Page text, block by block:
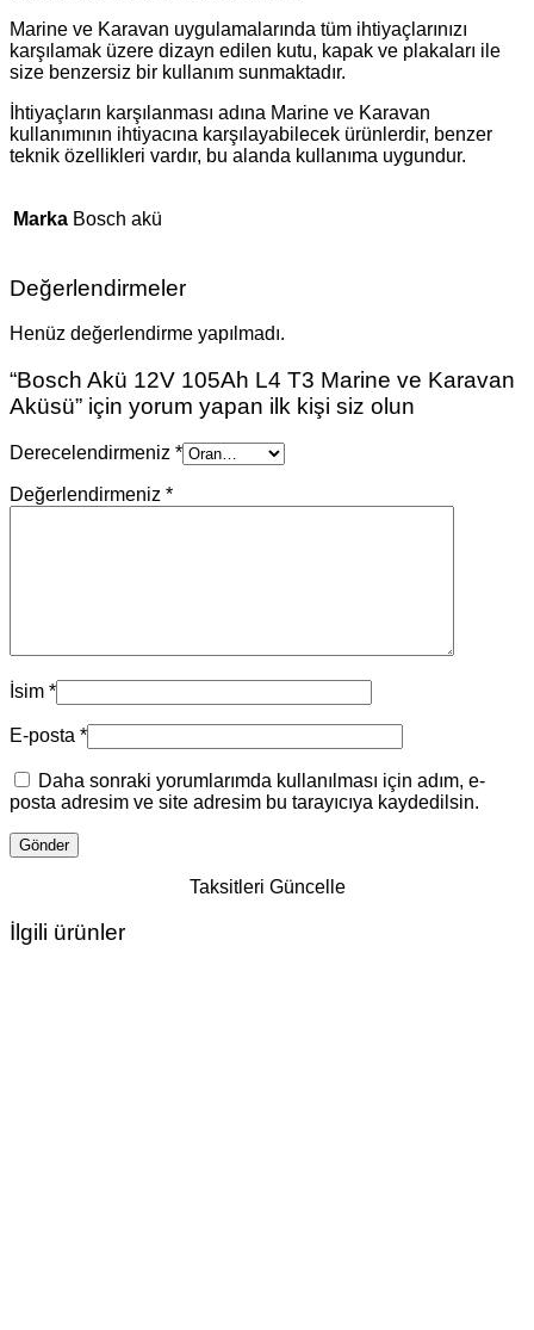
Marine ve Karavan uygulamalarında tüm ihtiyaçlarınızı
karşılamak üzere dizayn edilen kutu, kapak ve plakaları ile
size benzersiz bir kullanım sunmaktadır.
İhtiyaçların karşılanması adına Marine ve Karavan
kullanımının ihtiyacına karşılayabilecek ürünlerdir, benzer
teknik özellikleri vardır, bu alanda kullanıma uygundur.
Marka Bosch akü
Değerlendirmeler
Henüz değerlendirme yapılmadı.
“Bosch Akü 12V 105Ah L4 T3 Marine ve Karavan
Aküsü” için yorum yapan ilk kişi siz olun
Derecelendirmeniz *
Değerlendirmeniz *
İsim *
E-posta *
Daha sonraki yorumlarımda kullanılması için adım, e-
posta adresim ve site adresim bu tarayıcıya kaydedilsin.
Taksitleri Güncelle
İlgili ürünler